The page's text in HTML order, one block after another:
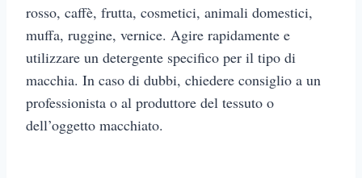
rosso, caffè, frutta, cosmetici, animali domestici,
muffa, ruggine, vernice. Agire rapidamente e
utilizzare un detergente specifico per il tipo di
macchia. In caso di dubbi, chiedere consiglio a un
professionista o al produttore del tessuto o
dell’oggetto macchiato.